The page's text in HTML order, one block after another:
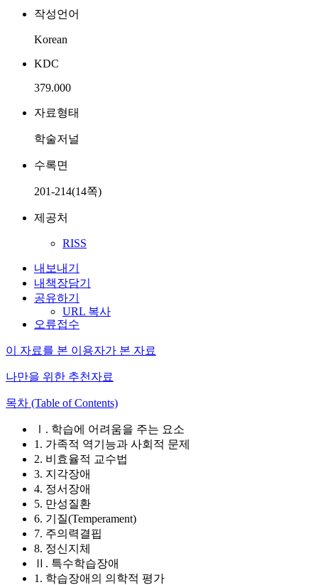
작성언어
Korean
KDC
379.000
자료형태
학술저널
수록면
201-214(14쪽)
제공처
RISS
내보내기
내책장담기
공유하기
URL 복사
오류접수
이 자료를 본 이용자가 본 자료
나만을 위한 추천자료
목차 (Table of Contents)
Ⅰ. 학습에 어려움을 주는 요소
1. 가족적 역기능과 사회적 문제
2. 비효율적 교수법
3. 지각장애
4. 정서장애
5. 만성질환
6. 기질(Temperament)
7. 주의력결핍
8. 정신지체
Ⅱ. 특수학습장애
1. 학습장애의 의학적 평가